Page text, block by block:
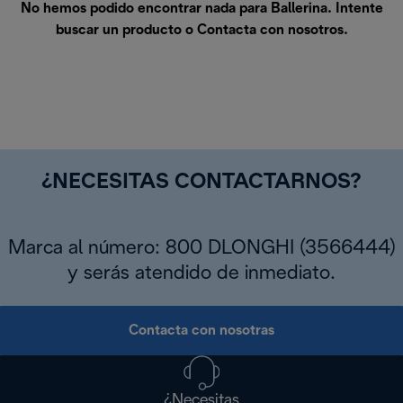
No hemos podido encontrar nada para Ballerina. Intente
buscar un producto o Contacta con nosotros.
¿NECESITAS CONTACTARNOS?
Marca al número: 800 DLONGHI (3566444)
y serás atendido de inmediato.
Contacta con nosotras